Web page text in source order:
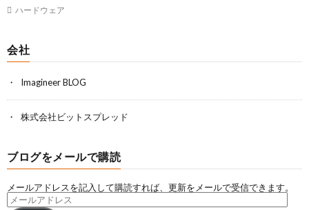
ハードウェア
会社
Imagineer BLOG
株式会社ビットスプレッド
ブログをメールで購読
メールアドレスを記入して購読すれば、更新をメールで受信できます。